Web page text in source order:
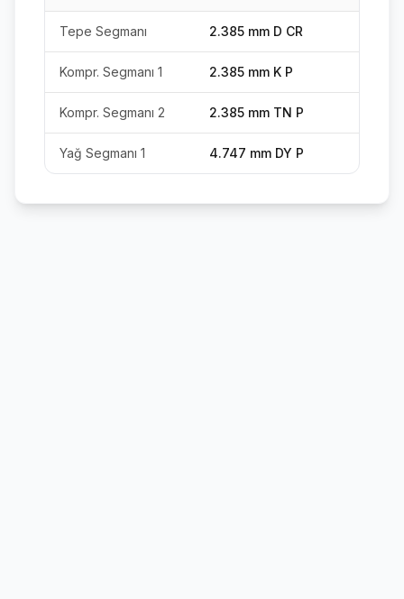
Tepe Segmanı 2.385 mm D CR
Kompr. Segmanı 1 2.385 mm K P
Kompr. Segmanı 2 2.385 mm TN P
Yağ Segmanı 1 4.747 mm DY P